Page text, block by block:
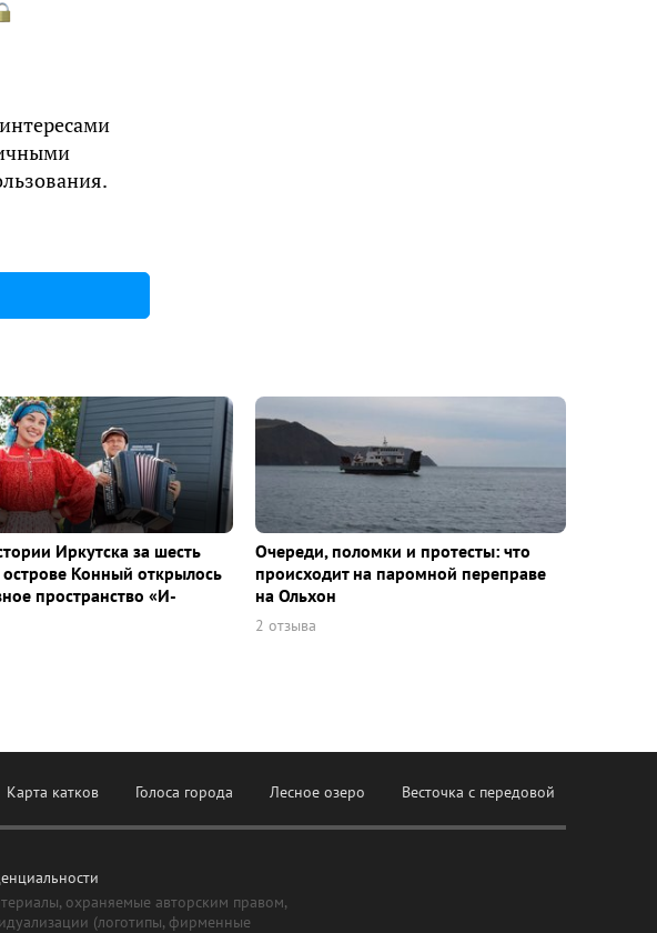
Иркутска за шесть
Конный открылось
пространство «И-
Очереди, поломки и протесты: что
происходит на паромной переправе
на Ольхон
2 отзыва
Карта катков Голоса города Лесное озеро Весточка с передовой
охраняемые авторским правом,
(логотипы, фирменные